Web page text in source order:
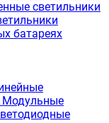
светильники
батареях
Модульные